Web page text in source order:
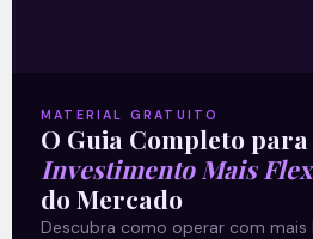
MATERIAL GRATUITO
O Guia Completo
Investimento Mais
do Mercado
Descubra como operar com